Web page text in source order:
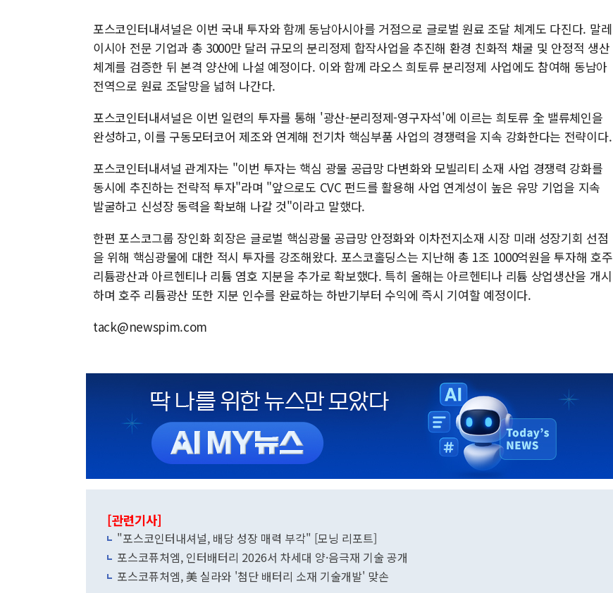
포스코인터내셔널은 이번 국내 투자와 함께 동남아시아를 거점으로 글로벌 원료 조달 체계도 다진다. 말레
이시아 전문 기업과 총 3000만 달러 규모의 분리정제 합작사업을 추진해 환경 친화적 채굴 및 안정적 생산
체계를 검증한 뒤 본격 양산에 나설 예정이다. 이와 함께 라오스 희토류 분리정제 사업에도 참여해 동남아
전역으로 원료 조달망을 넓혀 나간다.
포스코인터내셔널은 이번 일련의 투자를 통해 '광산-분리정제-영구자석'에 이르는 희토류 全 밸류체인을
완성하고, 이를 구동모터코어 제조와 연계해 전기차 핵심부품 사업의 경쟁력을 지속 강화한다는 전략이다.
포스코인터내셔널 관계자는 "이번 투자는 핵심 광물 공급망 다변화와 모빌리티 소재 사업 경쟁력 강화를
동시에 추진하는 전략적 투자"라며 "앞으로도 CVC 펀드를 활용해 사업 연계성이 높은 유망 기업을 지속
발굴하고 신성장 동력을 확보해 나갈 것"이라고 말했다.
한편 포스코그룹 장인화 회장은 글로벌 핵심광물 공급망 안정화와 이차전지소재 시장 미래 성장기회 선점
을 위해 핵심광물에 대한 적시 투자를 강조해왔다. 포스코홀딩스는 지난해 총 1조 1000억원을 투자해 호주
리튬광산과 아르헨티나 리튬 염호 지분을 추가로 확보했다. 특히 올해는 아르헨티나 리튬 상업생산을 개시
하며 호주 리튬광산 또한 지분 인수를 완료하는 하반기부터 수익에 즉시 기여할 예정이다.
tack@newspim.com
[관련기사]
"포스코인터내셔널, 배당 성장 매력 부각" [모닝 리포트]
포스코퓨처엠, 인터배터리 2026서 차세대 양·음극재 기술 공개
포스코퓨처엠, 美 실라와 '첨단 배터리 소재 기술개발' 맞손